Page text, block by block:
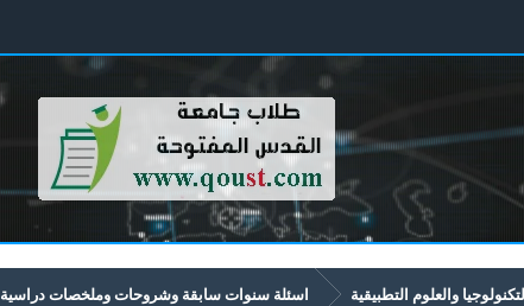
والعلوم التطبيقية اسئلة سنوات سابقة وشروحات وملخصات دراسية